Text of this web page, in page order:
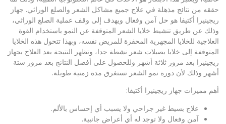
حققه من نتائج مذهلة في علاج جميع مشاكل الشعر والصلع الوراثي. جهاز
ريجينيرا أكتيفا هو حل آمن وفعال ويهدف إلى وقف عملية الصلع الوراثي،
وذلك عن طريق تنشيط خلايا الشعر المتوقفة عن النمو باستخدام القوة
العلاجية للخلايا المجهرية المحفزة للمريض نفسه، وبهذا تتحول هذه الخلايا
المتوقفة إلى خلايا بصيلات شعر نشطة جدا، وتظهر النتيجة بعد العلاج بجهاز
ريجينيرا بعد مرور ثلاثة أشهر وللحصول على أفضل النتائج بعد مرور ستة
أشهر وذلك لأن دورة نمو الشعر تستغرق مدة زمنية طويلة.
أهم مميزات جهاز ريجينيرا أكتيفا:
علاج بسيط غير جراحي ولا يسبب أي إحساس بالألم.
آمن وفعال ولا توجد له أي أعراض جانبية.